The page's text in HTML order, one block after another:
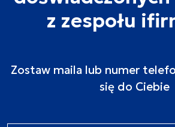
z zespołu
Zostaw maila lub numer
się do Ciebie